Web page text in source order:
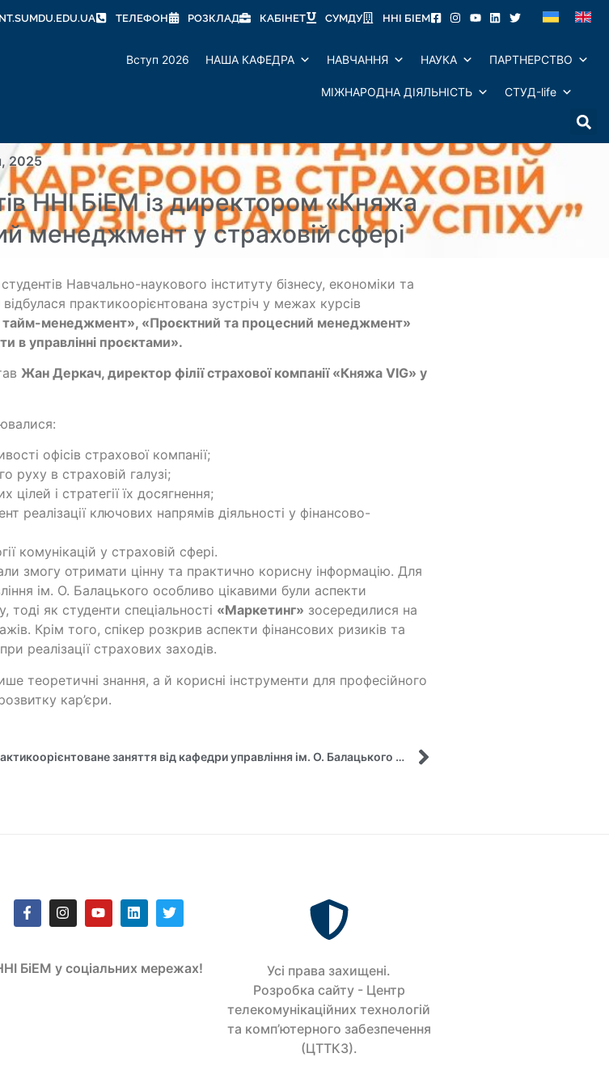
ТЕЛЕФОН РОЗКЛАД КАБІНЕТ СУМДУ ННІ БІЕМ
Вступ 2026 НАША КАФЕДРА НАВЧАННЯ НАУКА ПАРТНЕРСТВО
МІЖНАРОДНА ДІЯЛЬНІСТЬ СТУД-life
2025
ННІ БіЕМ із директором «Княжа
менеджмент у страховій сфері
Навчально-наукового інституту бізнесу, економіки та
практикоорієнтована зустріч у межах курсів
тайм-менеджмент», «Проєктний та процесний менеджмент»
в управлінні проєктами».
Жан Деркач, директор філії страхової компанії «Княжа VIG» у
офісів страхової компанії;
руху в страховій галузі;
цілей і стратегії їх досягнення;
реалізації ключових напрямів діяльності у фінансово-
комунікацій у страховій сфері.
змогу отримати цінну та практично корисну інформацію. Для
ім. О. Балацького особливо цікавими були аспекти
як студенти спеціальності «Маркетинг» зосередилися на
Крім того, спікер розкрив аспекти фінансових ризиків та
реалізації страхових заходів.
теоретичні знання, а й корисні інструменти для професійного
кар’єри.
Практикоорієнтоване заняття від кафедри управління ім. О. Балацького СумДУ: «Особливості формування та розвитку успішних брендів»
БіЕМ у соціальних мережах!
Усi права захищенi.
Розробка сайту - Центр
телекомунікаційних технологій
та комп’ютерного забезпечення
(ЦТТКЗ).